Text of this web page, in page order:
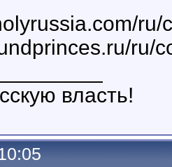
ru/
ru/
власть!